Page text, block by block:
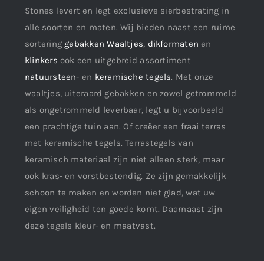
Stones levert en legt exclusieve sierbestrating in
alle soorten en maten. Wij bieden naast een ruime
sortering gebakken Waaltjes, dikformaten en
klinkers ook een uitgebreid assortiment
natuursteen- en keramische tegels. Met onze
waaltjes, uiteraard gebakken en zowel getrommeld
als ongetrommeld leverbaar, legt u bijvoorbeeld
een prachtige tuin aan. Of creëer een fraai terras
met keramische tegels. Terrastegels van
keramisch materiaal zijn niet alleen sterk, maar
ook kras- en vorstbestendig. Ze zijn gemakkelijk
schoon te maken en worden niet glad, wat uw
eigen veiligheid ten goede komt. Daarnaast zijn
deze tegels kleur- en maatvast.